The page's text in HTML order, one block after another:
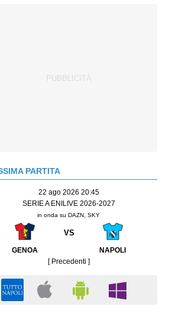
PARTITA
22 ago 2026 20:45
SERIE A ENILIVE 2026-2027
in onda su DAZN, SKY
VS
GENOA
NAPOLI
[ Precedenti ]